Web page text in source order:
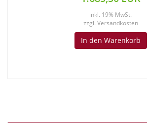
inkl. 19% MwSt.
zzgl. Versandkosten
In den Warenkorb